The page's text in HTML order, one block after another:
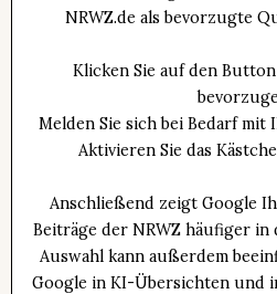
NRWZ.de als bevorzugte
Klicken Sie auf den Button
Melden Sie sich bei Bedarf mit
Aktivieren Sie das
Anschließend zeigt Google
Beiträge der NRWZ häufiger in
Auswahl kann außerdem
Google in KI-Übersichten und